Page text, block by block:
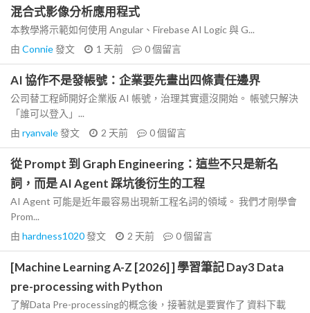
混合式影像分析應用程式
本教學將示範如何使用 Angular、Firebase AI Logic 與 G...
由 Connie發文 1 天前 0個留言
AI 協作不是發帳號：企業要先畫出四條責任邊界
公司替工程師開好企業版 AI 帳號，治理其實還沒開始。 帳號只解決
「誰可以登入」...
由 ryanvale發文 2 天前 0個留言
從 Prompt 到 Graph Engineering：這些不只是新名
詞，而是 AI Agent 踩坑後衍生的工程
AI Agent 可能是近年最容易出現新工程名詞的領域。 我們才剛學會
Prom...
由 hardness1020發文 2 天前 0個留言
[Machine Learning A-Z [2026] ] 學習筆記 Day3 Data
pre-processing with Python
了解Data Pre-processing的概念後，接著就是要實作了 資料下載